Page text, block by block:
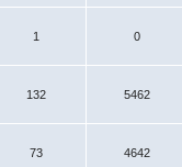
1 0
132 5462
73 4642